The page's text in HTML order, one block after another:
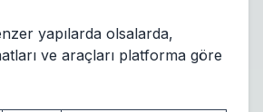
yapılarda olsalarda,
ve araçları platforma göre